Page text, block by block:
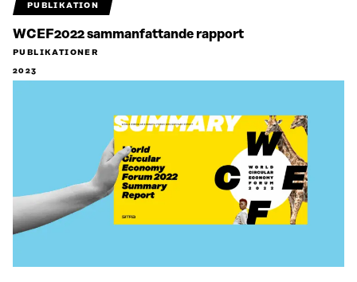
PUBLIKATION
WCEF2022 sammanfattande rapport
PUBLIKATIONER
2023